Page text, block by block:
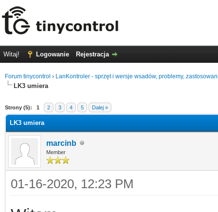
Witaj! Logowanie Rejestracja
Forum tinycontrol › LanKontroler - sprzęt i wersje wsadów, problemy,
LK3 umiera
Strony (5): 1 2 3 4 5 Dalej »
LK3 umiera
marcinb
Member
01-16-2020, 12:23 PM